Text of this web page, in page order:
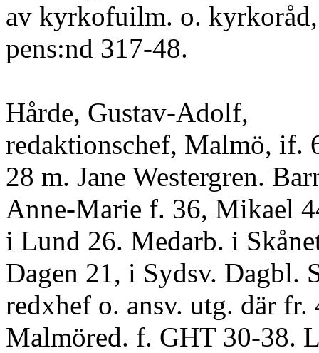
av kyrkofuilm. o.
pens:nd 317-48.
Hårde, Gustav-Adolf,
redaktionschef, Malmö, if.
28 m. Jane Westergren.
Anne-Marie f. 36, Mikael
i Lund 26. Medarb. i
Dagen 21, i Sydsv. Dagbl.
redxhef o. ansv. utg. där fr.
Malmöred. f. GHT 30-38.